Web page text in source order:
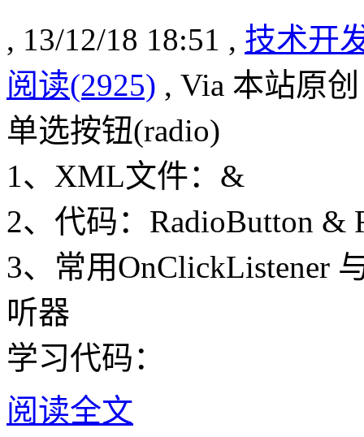
, 13/12/18 18:51 , 技术开
阅读(2925) , Via 本站原创
单选按钮(radio)
1、XML文件： &
2、代码：RadioButton &
3、常用OnClickListener
听器
学习代码：
阅读全文